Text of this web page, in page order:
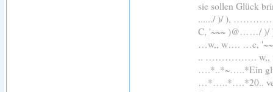
sie sollen Glück
....../ )/ ),
C, '~~~ )@……/
…w,, w…. …c,
.. …………….
….*..*~…..*Ein
…*…..*….*20..